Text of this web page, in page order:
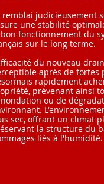
remblai judicieusement
une stabilité
fonctionnement du
sur le long terme.
du nouveau
après de fortes
rapidement
prévenant ainsi
ou de
sec, offrant un climat
la structure du
liés à l'humidité.